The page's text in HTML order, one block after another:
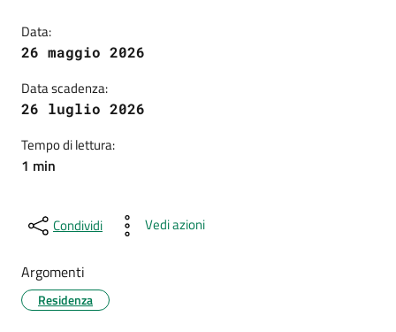
Data:
26 maggio 2026
Data scadenza:
26 luglio 2026
Tempo di lettura:
1 min
Condividi Vedi azioni
Argomenti
Residenza